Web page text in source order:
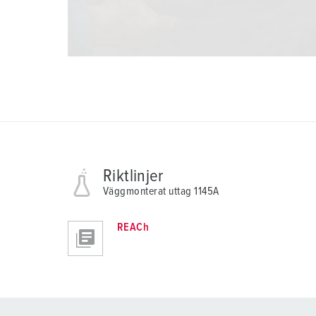
Riktlinjer
Väggmonterat uttag 1145A
REACh